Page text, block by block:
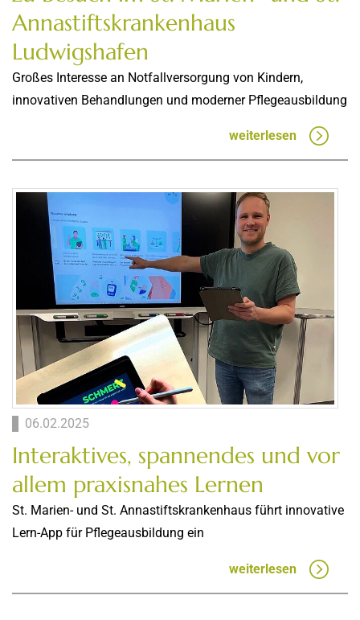
Annastiftskrankenhaus
Ludwigshafen
Großes Interesse an Notfallversorgung von Kindern,
innovativen Behandlungen und moderner Pflegeausbildung
weiterlesen
06.02.2025
Interaktives, spannendes und vor
allem praxisnahes Lernen
St. Marien- und St. Annastiftskrankenhaus führt innovative
Lern-App für Pflegeausbildung ein
weiterlesen